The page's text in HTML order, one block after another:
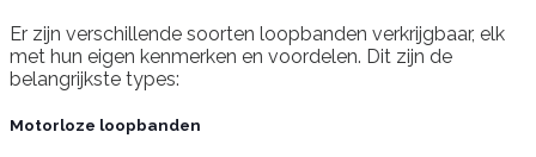
Er zijn verschillende soorten loopbanden verkrijgbaar, elk
met hun eigen kenmerken en voordelen. Dit zijn de
belangrijkste types:
Motorloze loopbanden